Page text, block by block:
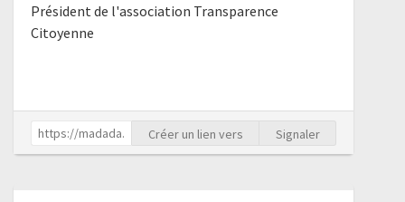
Président de l'association Transparence
Citoyenne
Créer un lien vers Signaler